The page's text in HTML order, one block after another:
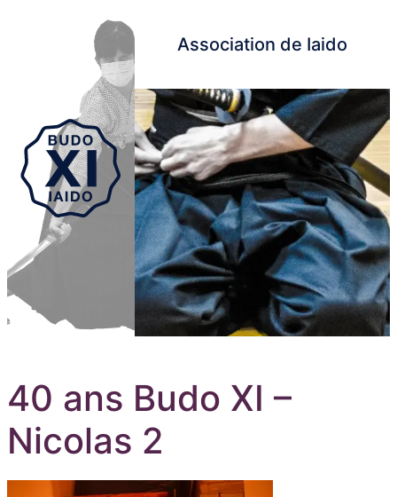
Association de Iaido
40 ans Budo XI –
Nicolas 2